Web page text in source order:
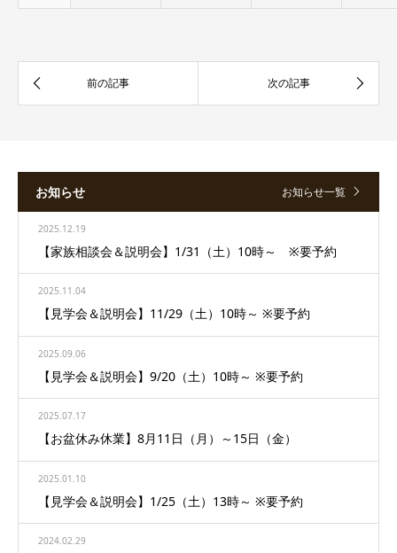
お知らせ お知らせ一覧
2025.12.19
【家族相談会＆説明会】1/31（土）10時～ ※要予約
2025.11.04
【見学会＆説明会】11/29（土）10時～ ※要予約
2025.09.06
【見学会＆説明会】9/20（土）10時～ ※要予約
2025.07.17
【お盆休み休業】8月11日（月）～15日（金）
2025.01.10
【見学会＆説明会】1/25（土）13時～ ※要予約
2024.02.29